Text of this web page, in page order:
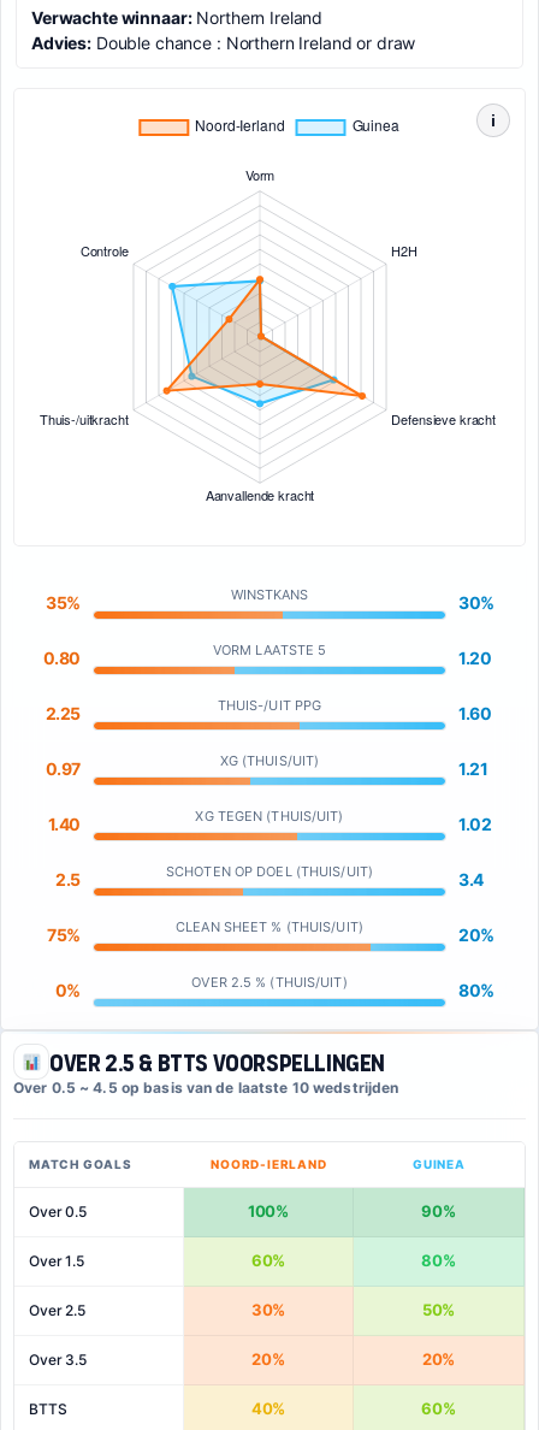
Verwachte winnaar:Northern Ireland
Advies: Double chance : Northern Ireland or draw
i
35% WINSTKANS 30%
0.80 VORM LAATSTE 5 1.20
2.25 THUIS-/UIT PPG 1.60
0.97 XG (THUIS/UIT) 1.21
1.40 XG TEGEN (THUIS/UIT) 1.02
2.5 SCHOTEN OP DOEL (THUIS/UIT) 3.4
75% CLEAN SHEET % (THUIS/UIT) 20%
0% OVER 2.5 % (THUIS/UIT) 80%
Over 2.5 & BTTS Voorspellingen
Over 0.5 ~ 4.5 op basis van de laatste 10 wedstrijden
MATCH GOALS NOORD-IERLAND GUINEA
Over 0.5 100% 90%
Over 1.5 60% 80%
Over 2.5 30% 50%
Over 3.5 20% 20%
BTTS 40% 60%